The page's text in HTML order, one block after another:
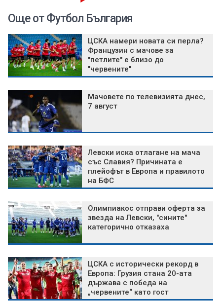
Още от Футбол България
ЦСКА намери новата си перла?
Французин с мачове за
"петлите" е близо до
"червените"
Мачовете по телевизията днес,
7 август
Левски иска отлагане на мача
със Славия? Причината е
плейофът в Европа и правилото
на БФС
Олимпиакос отправи оферта за
звезда на Левски, "сините"
категорично отказаха
ЦСКА с исторически рекорд в
Европа: Грузия стана 20-ата
държава с победа на
„червените“ като гост